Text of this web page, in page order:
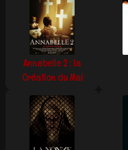
Annabelle 2 : la
Création du Mal